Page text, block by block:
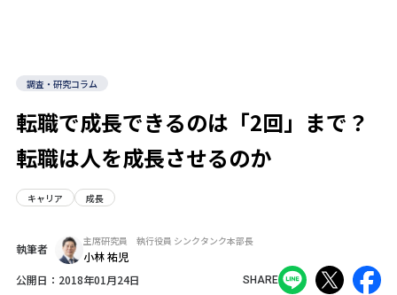
調査・研究コラム
転職で成長できるのは「2回」まで？
転職は人を成長させるのか
キャリア 成長
公開日： 2018年01月24日 SHARE
執筆者
主席研究員 執行役員 シンクタンク本部長
小林 祐児